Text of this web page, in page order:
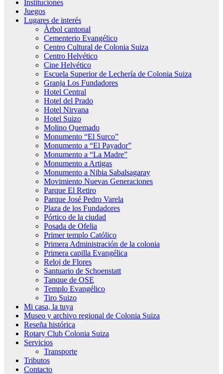
Instituciones
Juegos
Lugares de interés
Àrbol cantonal
Cementerio Evangélico
Centro Cultural de Colonia Suiza
Centro Helvético
Cine Helvético
Escuela Superior de Lechería de Colonia Suiza
Granja Los Fundadores
Hotel Central
Hotel del Prado
Hotel Nirvana
Hotel Suizo
Molino Quemado
Monumento “El Surco”
Monumento a “El Payador”
Monumento a “La Madre”
Monumento a Artigas
Monumento a Nibia Sabalsagaray
Movimiento Nuevas Generaciones
Parque El Retiro
Parque José Pedro Varela
Plaza de los Fundadores
Pórtico de la ciudad
Posada de Ofelia
Primer templo Católico
Primera Administración de la colonia
Primera capilla Evangélica
Reloj de Flores
Santuario de Schoenstatt
Tanque de OSE
Templo Evangélico
Tiro Suizo
Mi casa, la tuya
Museo y archivo regional de Colonia Suiza
Reseña histórica
Rotary Club Colonia Suiza
Servicios
Transporte
Tributos
Contacto